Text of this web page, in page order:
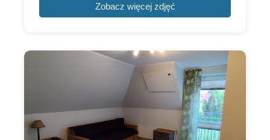
Zobacz więcej zdjęć